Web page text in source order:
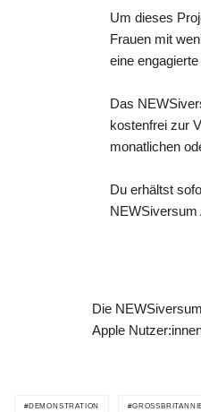
Um dieses
Frauen mit
eine
Das
kostenfrei zur
monatlichen
Du erhältst
NEWSiversum
Die
Apple
DEMONSTRATION